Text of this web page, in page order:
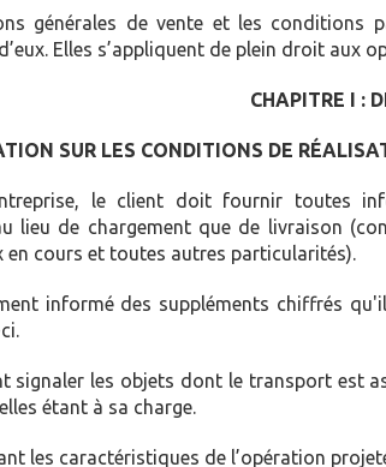
générales de vente et les conditions
Elles s’appliquent de plein droit aux
CHAPITRE I :
SUR LES CONDITIONS DE
le client doit fournir toutes
lieu de chargement que de livraison
cours et toutes autres particularités).
informé des suppléments chiffrés
signaler les objets dont le transport est
étant à sa charge.
les caractéristiques de l’opération